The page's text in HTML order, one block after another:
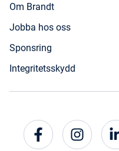
Om Brandt
Jobba hos oss
Sponsring
Integritetsskydd